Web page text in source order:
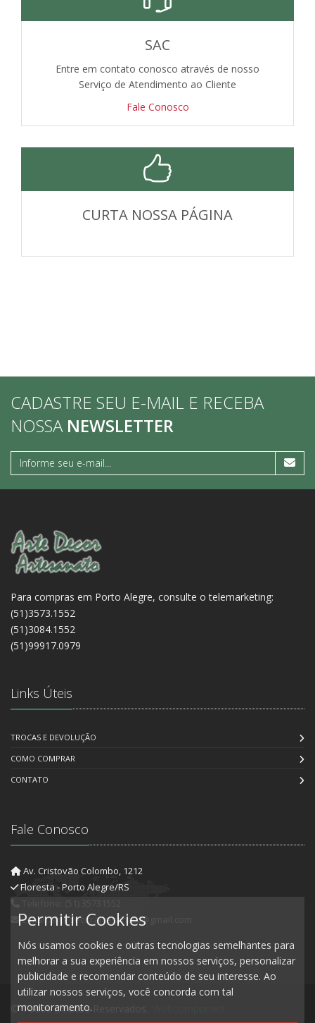
SAC
Entre em contato conosco através de nosso
Serviço de Atendimento ao Cliente
Fale Conosco
CURTA NOSSA PÁGINA
CADASTRE SEU E-MAIL E RECEBA
NOSSA NEWSLETTER
Para compras em Porto Alegre, consulte o telemarketing:
(51)3573.1552
(51)3084.1552
(51)99917.0979
Links Úteis
TROCAS E DEVOLUÇÃO
COMO COMPRAR
CONTATO
Fale Conosco
Av. Cristovão Colombo, 1212
Floresta - Porto Alegre/RS
E-mail: artedecorartesanato@gmail.com
© Todos Direitos Reservados.
Permitir Cookies
Nós usamos cookies e outras tecnologias semelhantes para
melhorar a sua experiência em nossos serviços, personalizar
publicidade e recomendar conteúdo de seu interesse. Ao
utilizar nossos serviços, você concorda com tal
monitoramento.